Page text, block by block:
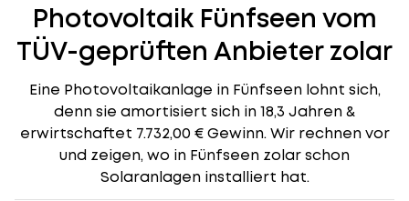
Photovoltaik Fünfseen vom
TÜV-geprüften Anbieter zolar
Eine Photovoltaikanlage in Fünfseen lohnt sich,
denn sie amortisiert sich in 18,3 Jahren &
erwirtschaftet 7.732,00 € Gewinn. Wir rechnen vor
und zeigen, wo in Fünfseen zolar schon
Solaranlagen installiert hat.